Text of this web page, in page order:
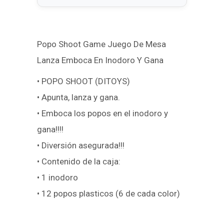
Popo Shoot Game Juego De Mesa
Lanza Emboca En Inodoro Y Gana
• POPO SHOOT (DITOYS)
• Apunta, lanza y gana.
• Emboca los popos en el inodoro y
gana!!!!
• Diversión asegurada!!!
• Contenido de la caja:
• 1 inodoro
• 12 popos plasticos (6 de cada color)